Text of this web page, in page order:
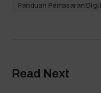
Panduan Pemasaran
Read Next